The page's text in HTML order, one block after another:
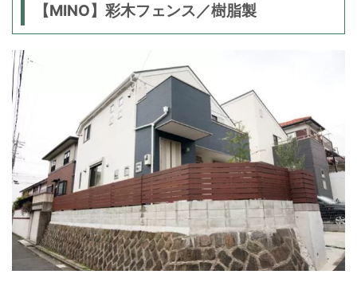
【MINO】彩木フェンス／樹脂製